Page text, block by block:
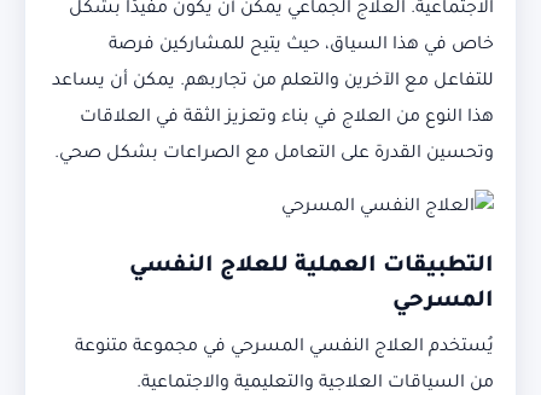
الاجتماعية. العلاج الجماعي يمكن أن يكون مفيدًا بشكل
خاص في هذا السياق، حيث يتيح للمشاركين فرصة
للتفاعل مع الآخرين والتعلم من تجاربهم. يمكن أن يساعد
هذا النوع من العلاج في بناء وتعزيز الثقة في العلاقات
وتحسين القدرة على التعامل مع الصراعات بشكل صحي.
التطبيقات العملية للعلاج النفسي
المسرحي
يُستخدم العلاج النفسي المسرحي في مجموعة متنوعة
من السياقات العلاجية والتعليمية والاجتماعية.